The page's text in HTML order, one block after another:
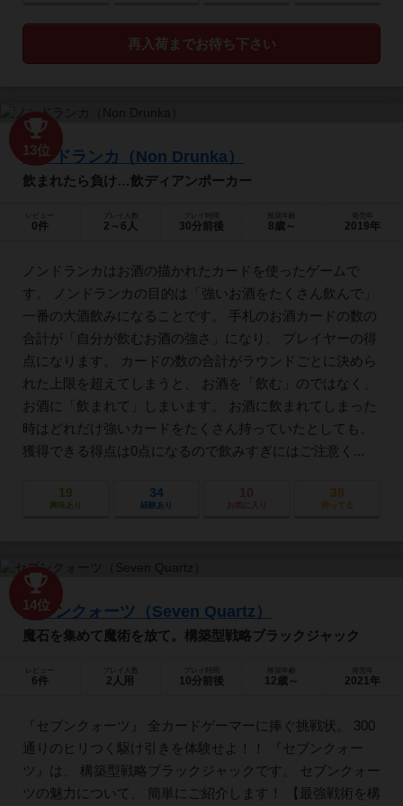
再入荷までお待ち下さい
13位
ノンドランカ（Non Drunka）
飲まれたら負け…飲ディアンポーカー
0件
プレイ人数
2～6人 30分前後 8歳～ 2019年
ノンドランカはお酒の描かれたカードを使ったゲームで
す。 ノンドランカの目的は「強いお酒をたくさん飲んで」
一番の大酒飲みになることです。 手札のお酒カードの数の
合計が「自分が飲むお酒の強さ」になり、 プレイヤーの得
点になります。 カードの数の合計がラウンドごとに決めら
れた上限を超えてしまうと、 お酒を「飲む」のではなく、
お酒に「飲まれて」しまいます。 お酒に飲まれてしまった
時はどれだけ強いカードをたくさん持っていたとしても、
獲得できる得点は0点になるので飲みすぎにはご注意く...
19
興味あり
34
経験あり
10
お気に入り
39
持ってる
14位
セブンクォーツ（Seven Quartz）
魔石を集めて魔術を放て。構築型戦略ブラックジャック
6件
プレイ人数
2人用 10分前後 12歳～ 2021年
『セブンクォーツ』 全カードゲーマーに捧ぐ挑戦状。 300
通りのヒリつく駆け引きを体験せよ！！ 『セブンクォー
ツ』は、 構築型戦略ブラックジャックです。 セブンクォー
ツの魅力について、 簡単にご紹介します！ 【最強戦術を構